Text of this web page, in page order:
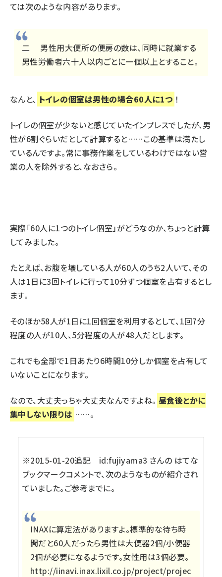
ては次のような内容があります。
二 男性用大便所の便房の数は、同時に就業する
男性労働者六十人以内ごとに一個以上とすること。
なんと、 トイレの個室は男性の場合60人に1つ ！
トイレの個室が少ないと感じていたインプレスでしたが、男
性が6割ぐらいだとして計算すると……この基準は満たし
ているんですよ。常に事務作業をしているわけではない営
業の人を除外すると、なおさら。
実際「60人に1つのトイレ個室」がどうなのか、ちょっと計算
してみました。
たとえば、お腹を壊している人が60人のうち2人いて、その
人は1日に3回トイレに行って10分ずつ個室を占有するとし
ます。
そのほか58人が1日に1回個室を利用するとして、1回7分
程度の人が10人、5分程度の人が48人だとします。
これでも全部で1日あたり6時間10分しか個室を占有して
いないことになります。
なので、大丈夫っちゃ大丈夫なんですよね。 昼食後とかに
集中しない限りは ……。
※2015-01-20追記 id:fujiyama3 さんの はてな
ブックマークコメントで、次のようなものが紹介され
ていました。ご参考までに。
INAXに算定法がありますよ。標準的な待ち時
間だと60人だったら男性は大便器2個/小便器
2個が必要になるようです。女性用は3個必要。
http://iinavi.inax.lixil.co.jp/project/projec